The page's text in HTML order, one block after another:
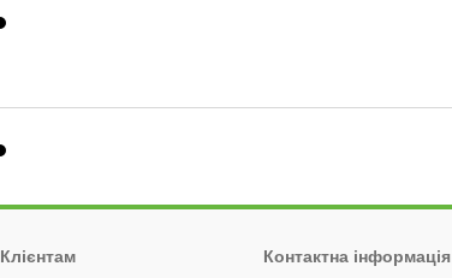
Клієнтам Контактна інформація